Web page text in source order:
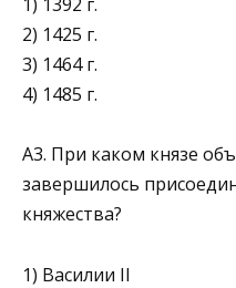
2) 1425 г.
3) 1464 г.
4) 1485 г.
А3. При каком князе
завершилось
княжества?
1) Василии II